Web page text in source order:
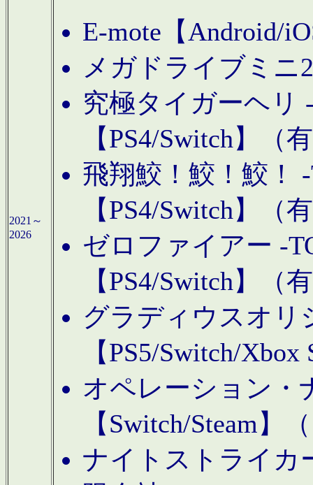
2021～
2026
E-mote【Android/
メガドライブミニ
究極タイガーヘリ
【PS4/Switch】（
飛翔鮫！鮫！鮫！
【PS4/Switch】（
ゼロファイアー -
【PS4/Switch】（
グラディウスオリ
【PS5/Switch/
オペレーション・
【Switch/Steam】
ナイトストライカ